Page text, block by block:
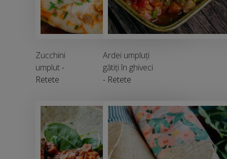
Zucchini
umplut-
Retete
Ardei umpluți
gătiți în ghiveci
- Retete